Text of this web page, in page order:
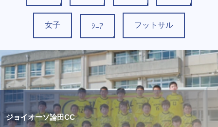
女子 ｼﾆｱ フットサル
ジョイオーソ論田CC